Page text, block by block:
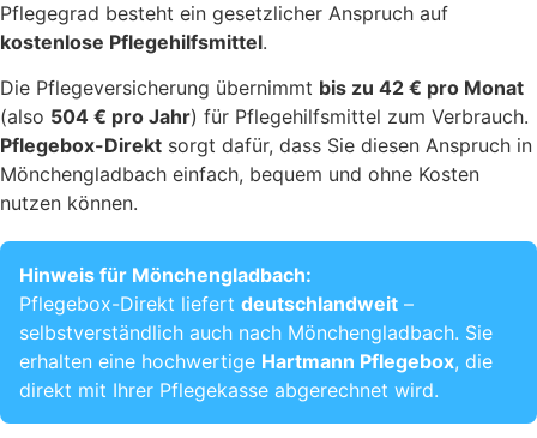
Pflegegrad besteht ein gesetzlicher Anspruch auf
kostenlose Pflegehilfsmittel.
Die Pflegeversicherung übernimmt bis zu 42 € pro Monat
(also 504 € pro Jahr) für Pflegehilfsmittel zum Verbrauch.
Pflegebox-Direkt sorgt dafür, dass Sie diesen Anspruch in
Mönchengladbach einfach, bequem und ohne Kosten
nutzen können.
Hinweis für Mönchengladbach:
Pflegebox-Direkt liefert deutschlandweit –
selbstverständlich auch nach Mönchengladbach. Sie
erhalten eine hochwertige Hartmann Pflegebox, die
direkt mit Ihrer Pflegekasse abgerechnet wird.